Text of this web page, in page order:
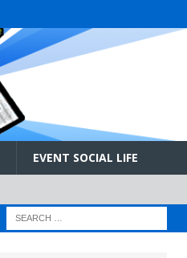
EVENT SOCIAL LIFE